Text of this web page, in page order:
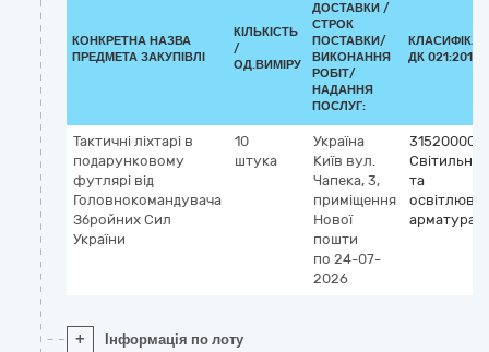
КОНКРЕТНА НАЗВА
ПРЕДМЕТА ЗАКУПІВЛІ
КІЛЬКІСТЬ
/
ОД.ВИМІРУ
ДОСТАВКИ /
СТРОК
ПОСТАВКИ/
ВИКОНАННЯ
РОБІТ/
НАДАННЯ
ПОСЛУГ:
ДК 021:2015
Тактичні ліхтарі в
подарунковому
футлярі від
Головнокомандувача
Збройних Сил
України
10
штука
Україна
Київ вул.
Чапека, 3,
приміщення
Нової
пошти
по 24-07-
2026
31520000-7
та
арматура
+ Інформація по лоту